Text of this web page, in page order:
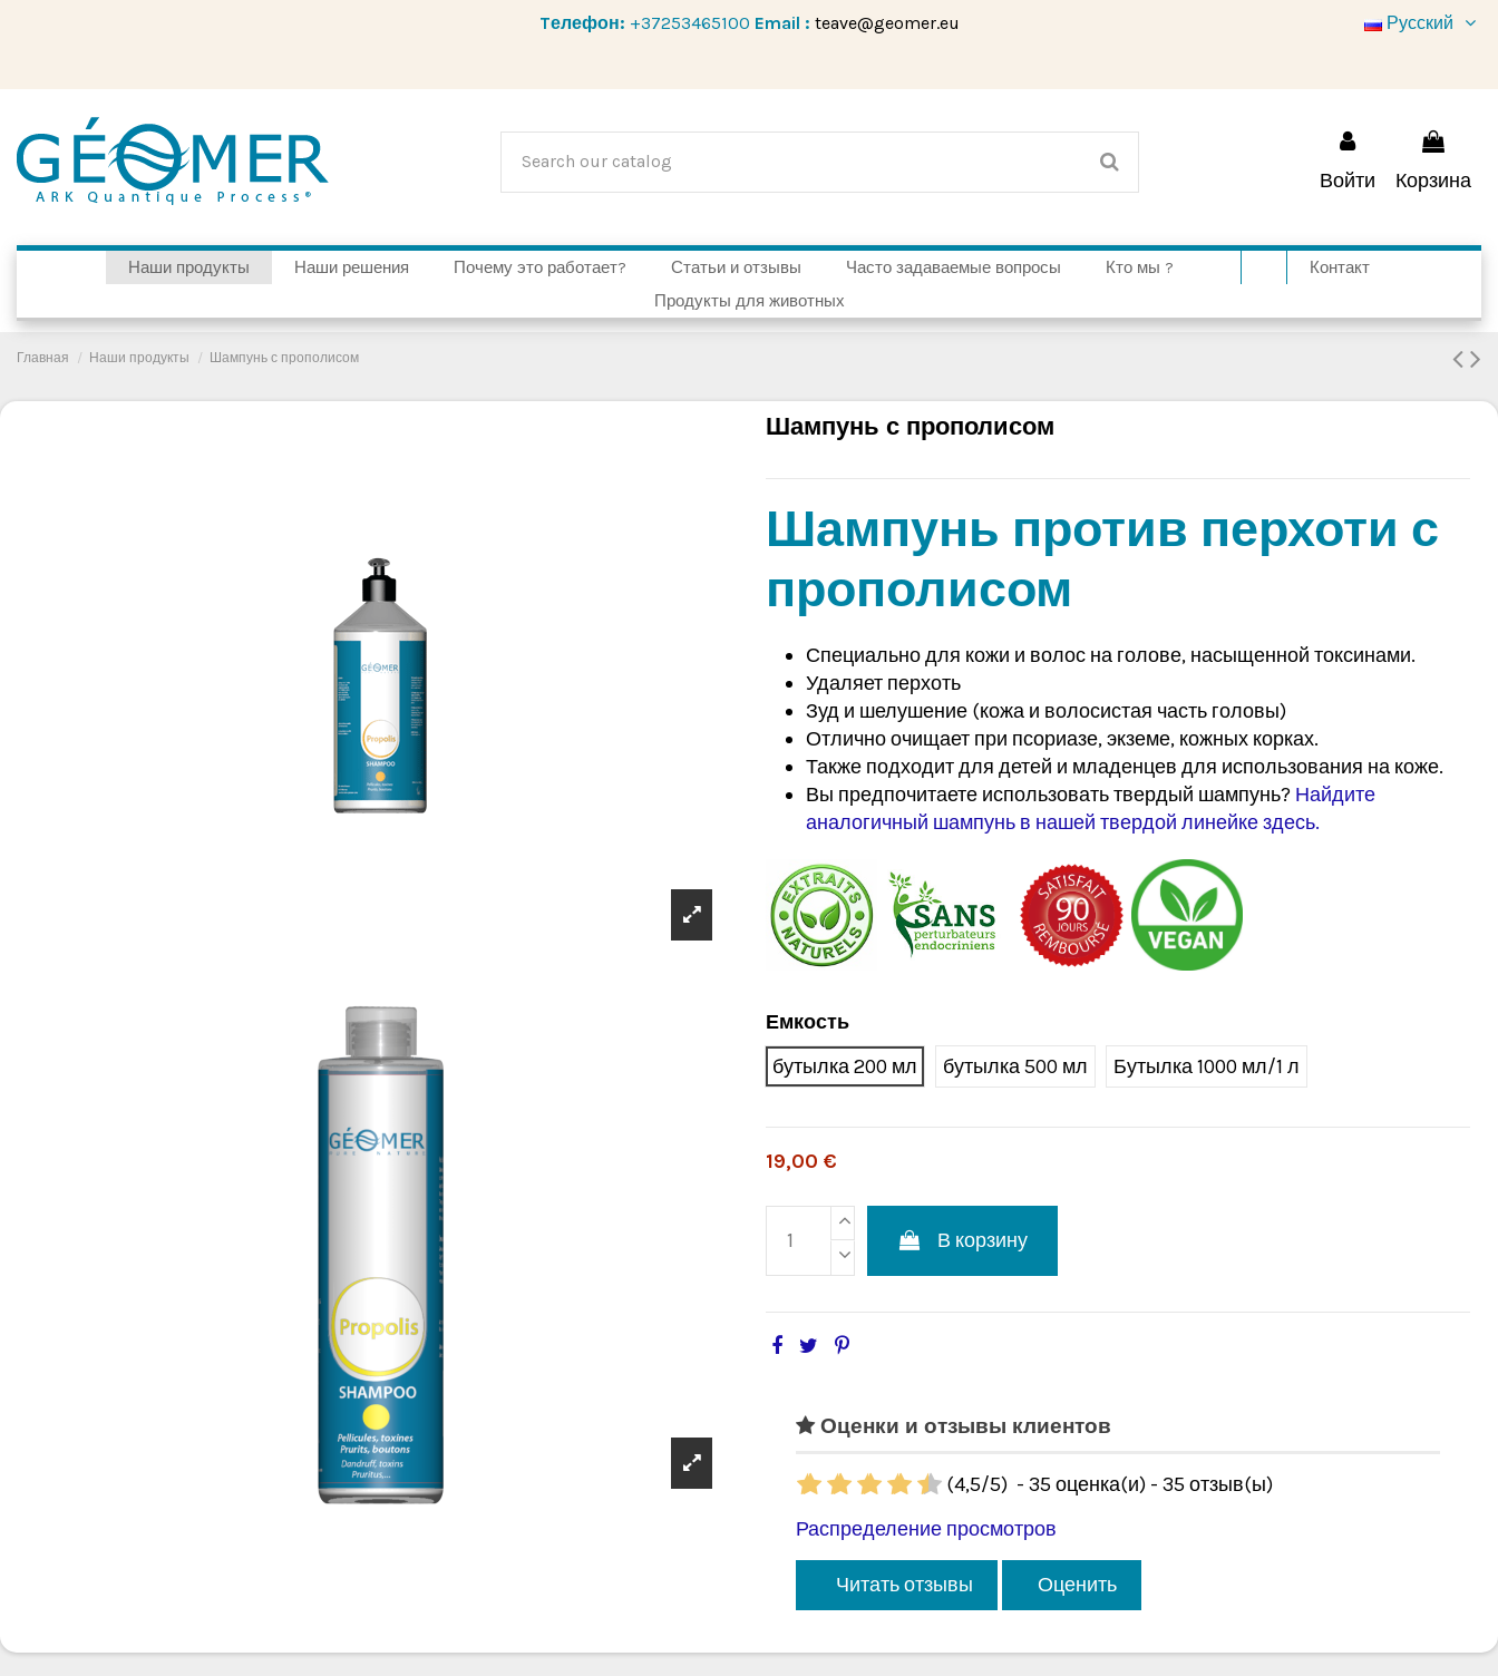
Tелефон: +37253465100 Email : teave@geomer.eu Русский
Войти Корзина
Наши продукты Наши решения Почему это работает? Статьи и отзывы Часто задаваемые вопросы Кто мы ?
Контакт
Продукты для животных
Главная Наши продукты Шампунь с прополисом
Шампунь с прополисом
Шампунь против перхоти с
прополисом
Специально для кожи и волос на голове, насыщенной токсинами.
Удаляет перхоть
Зуд и шелушение (кожа и волосистая часть головы)
Отлично очищает при псориазе, экземе, кожных корках.
Также подходит для детей и младенцев для использования на коже.
Вы предпочитаете использовать твердый шампунь? Найдите
аналогичный шампунь в нашей твердой линейке здесь.
Емкость
бутылка 200 мл
бутылка 500 мл Бутылка 1000 мл/1 л
19,00 €
В корзину
Оценки и отзывы клиентов
(4,5/5) - 35 оценка(и) - 35 отзыв(ы)
Распределение просмотров
Читать отзывы Оценить